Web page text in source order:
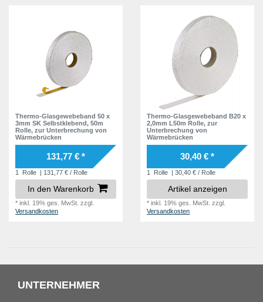
Thermo-Glasgewebeband 50 x
3mm SK Selbstklebend, 50m
Rolle, zur Unterbrechung von
Wärmebrücken
131,77 € *
1 Rolle | 131,77 € / Rolle
In den Warenkorb
*inkl. 19% ges. MwSt. zzgl.
Versandkosten
Thermo-Glasgewebeband B20 x
2,0mm L50m Rolle, zur
Unterbrechung von
Wärmebrücken
30,40 € *
1 Rolle | 30,40 € / Rolle
Artikel anzeigen
*inkl. 19% ges. MwSt. zzgl.
Versandkosten
UNTERNEHMER